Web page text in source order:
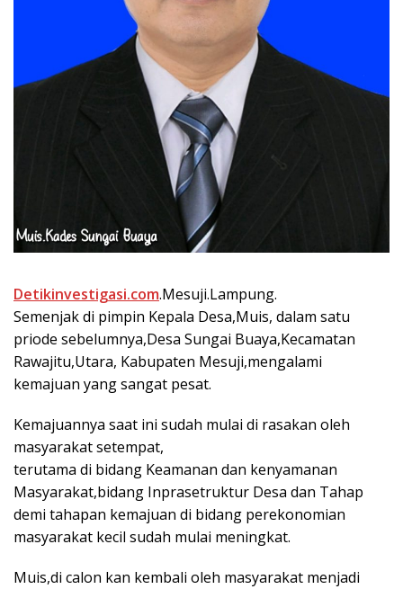
Detikinvestigasi.com.Mesuji.Lampung.
Semenjak di pimpin Kepala Desa,Muis, dalam satu
priode sebelumnya,Desa Sungai Buaya,Kecamatan
Rawajitu,Utara, Kabupaten Mesuji,mengalami
kemajuan yang sangat pesat.
Kemajuannya saat ini sudah mulai di rasakan oleh
masyarakat setempat,
terutama di bidang Keamanan dan kenyamanan
Masyarakat,bidang Inprasetruktur Desa dan Tahap
demi tahapan kemajuan di bidang perekonomian
masyarakat kecil sudah mulai meningkat.
Muis,di calon kan kembali oleh masyarakat menjadi